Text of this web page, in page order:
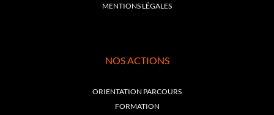
MENTIONS LÉGALES
NOS ACTIONS
ORIENTATION PARCOURS
FORMATION